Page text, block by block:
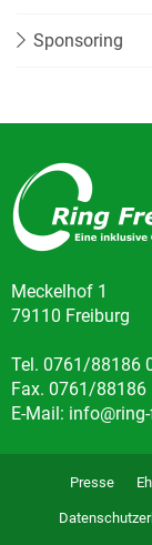
Sponsoring
Meckelhof 1
79110 Freiburg
Tel. 0761/88186
Fax. 0761/88186
E-Mail:
Presse